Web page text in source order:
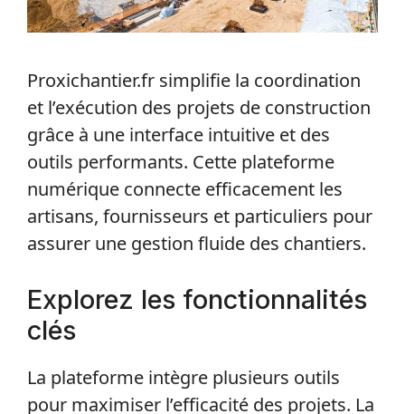
Proxichantier.fr simplifie la coordination
et l’exécution des projets de construction
grâce à une interface intuitive et des
outils performants. Cette plateforme
numérique connecte efficacement les
artisans, fournisseurs et particuliers pour
assurer une gestion fluide des chantiers.
Explorez les fonctionnalités
clés
La plateforme intègre plusieurs outils
pour maximiser l’efficacité des projets. La